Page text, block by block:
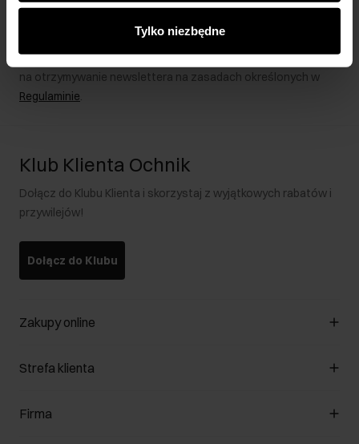
podczas korzystania z ich usług.
Tylko niezbędne
Wprowadzając i zatwierdzając swoje dane wyrażasz zgodę
na otrzymywanie newslettera na zasadach określonych w
Regulaminie.
Klub Klienta Ochnik
Dołącz do Klubu Klienta i skorzystaj z wyjątkowych rabatów i
przywilejów!
Dołącz do Klubu
Zakupy online
Zarządzaj cookies
Formy płatności
Strefa klienta
Klub Klienta
Firma